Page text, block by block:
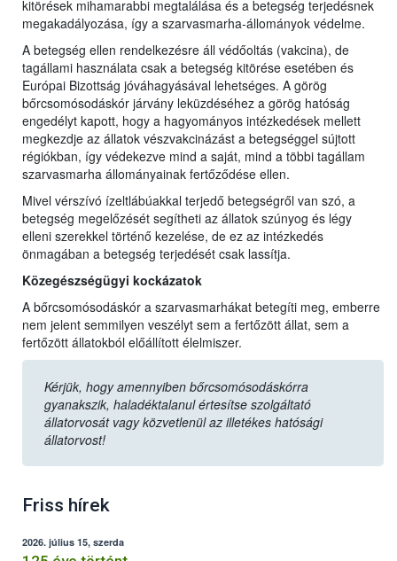
kitörések mihamarabbi megtalálása és a betegség terjedésnek
megakadályozása, így a szarvasmarha-állományok védelme.
A betegség ellen rendelkezésre áll védőoltás (vakcina), de
tagállami használata csak a betegség kitörése esetében és
Európai Bizottság jóváhagyásával lehetséges. A görög
bőrcsomósodáskór járvány leküzdéséhez a görög hatóság
engedélyt kapott, hogy a hagyományos intézkedések mellett
megkezdje az állatok vészvakcinázást a betegséggel sújtott
régiókban, így védekezve mind a saját, mind a többi tagállam
szarvasmarha állományainak fertőződése ellen.
Mivel vérszívó ízeltlábúakkal terjedő betegségről van szó, a
betegség megelőzését segítheti az állatok szúnyog és légy
elleni szerekkel történő kezelése, de ez az intézkedés
önmagában a betegség terjedését csak lassítja.
Közegészségügyi kockázatok
A bőrcsomósodáskór a szarvasmarhákat betegíti meg, emberre
nem jelent semmilyen veszélyt sem a fertőzött állat, sem a
fertőzött állatokból előállított élelmiszer.
Kérjük, hogy amennyiben bőrcsomósodáskórra
gyanakszik, haladéktalanul értesítse szolgáltató
állatorvosát vagy közvetlenül az illetékes hatósági
állatorvost!
Friss hírek
2026. július 15, szerda